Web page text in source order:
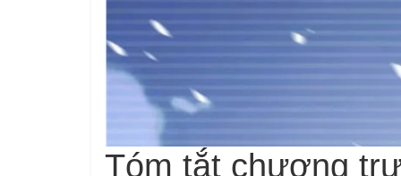
Tóm tắt chương